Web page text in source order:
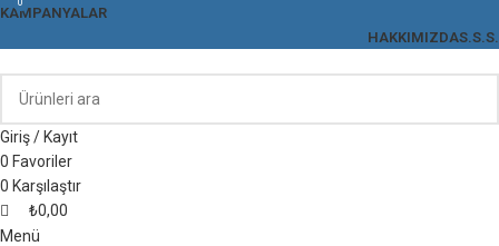
KAMPANYALAR
HAKKIMIZDAS.S.S.
Giriş / Kayıt
0 Favoriler
0 Karşılaştır
0
₺0,00
Menü
0